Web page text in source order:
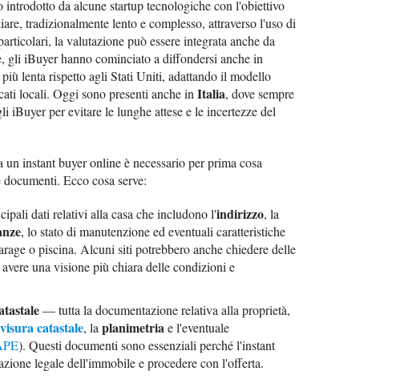
introdotto da alcune startup tecnologiche con l'obiettivo
tradizionalmente lento e complesso, attraverso l'uso di
la valutazione può essere integrata anche da
gli iBuyer hanno cominciato a diffondersi anche in
lenta rispetto agli Stati Uniti, adattando il modello
locali. Oggi sono presenti anche inItalia, dove sempre
iBuyer per evitare le lunghe attese e le incertezze del
un instant buyer online è necessario per prima cosa
Ecco cosa serve:
dati relativi alla casa che includono l'indirizzo, la
, lo stato di manutenzione ed eventuali caratteristiche
o piscina. Alcuni siti potrebbero anche chiedere delle
una visione più chiara delle condizioni e
— tutta la documentazione relativa alla proprietà,
visura catastale, laplanimetriae l'eventuale
). Questi documenti sono essenziali perché l'instant
legale dell'immobile e procedere con l'offerta.